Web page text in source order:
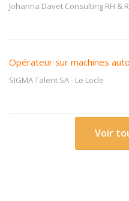
Johanna Davet Consulting RH &
Opérateur sur machines
SIGMA Talent SA- Le Locle
Voir